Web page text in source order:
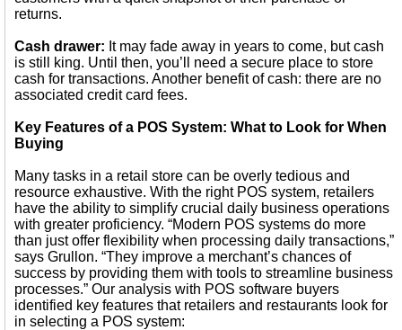
returns.
Cash drawer: It may fade away in years to come, but cash
is still king. Until then, you’ll need a secure place to store
cash for transactions. Another benefit of cash: there are no
associated credit card fees.
Key Features of a POS System: What to Look for When
Buying
Many tasks in a retail store can be overly tedious and
resource exhaustive. With the right POS system, retailers
have the ability to simplify crucial daily business operations
with greater proficiency. “Modern POS systems do more
than just offer flexibility when processing daily transactions,”
says Grullon. “They improve a merchant’s chances of
success by providing them with tools to streamline business
processes.” Our analysis with POS software buyers
identified key features that retailers and restaurants look for
in selecting a POS system: